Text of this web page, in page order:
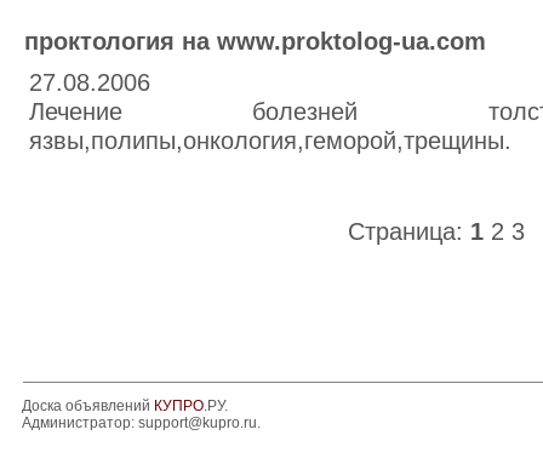
проктология на www.proktolog-ua.com
27.08.2006
Лечение болезней
язвы,полипы,онкология,геморой,трещины.
Страница: 1 2 3
Доска объявлений КУПРО.РУ.
Администратор: support@kupro.ru.